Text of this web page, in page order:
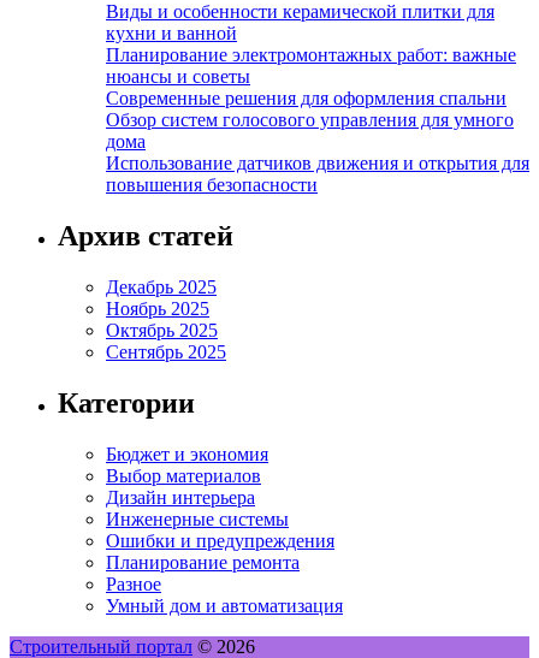
Виды и особенности керамической плитки для
кухни и ванной
Планирование электромонтажных работ: важные
нюансы и советы
Современные решения для оформления спальни
Обзор систем голосового управления для умного
дома
Использование датчиков движения и открытия для
повышения безопасности
Архив статей
Декабрь 2025
Ноябрь 2025
Октябрь 2025
Сентябрь 2025
Категории
Бюджет и экономия
Выбор материалов
Дизайн интерьера
Инженерные системы
Ошибки и предупреждения
Планирование ремонта
Разное
Умный дом и автоматизация
Строительный портал © 2026